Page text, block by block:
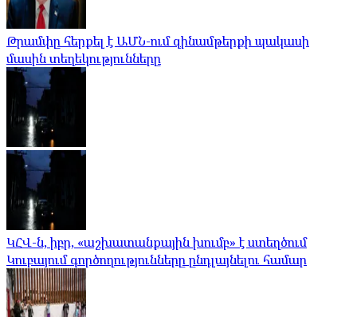
Թրամփը հերքել է ԱՄՆ-ում զինամթերքի պակասի
մասին տեղեկությունները
ԿՀՎ-ն, իբր, «աշխատանքային խումբ» է ստեղծում
Կուբայում գործողությունները ընդլայնելու համար